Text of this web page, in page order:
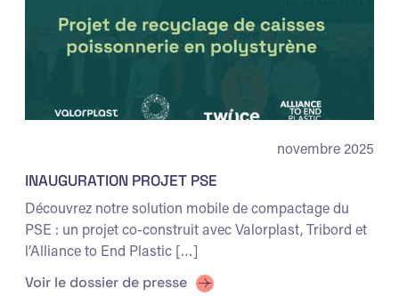
novembre 2025
INAUGURATION PROJET PSE
Découvrez notre solution mobile de compactage du
PSE : un projet co-construit avec Valorplast, Tribord et
l’Alliance to End Plastic […]
Voir le dossier de presse